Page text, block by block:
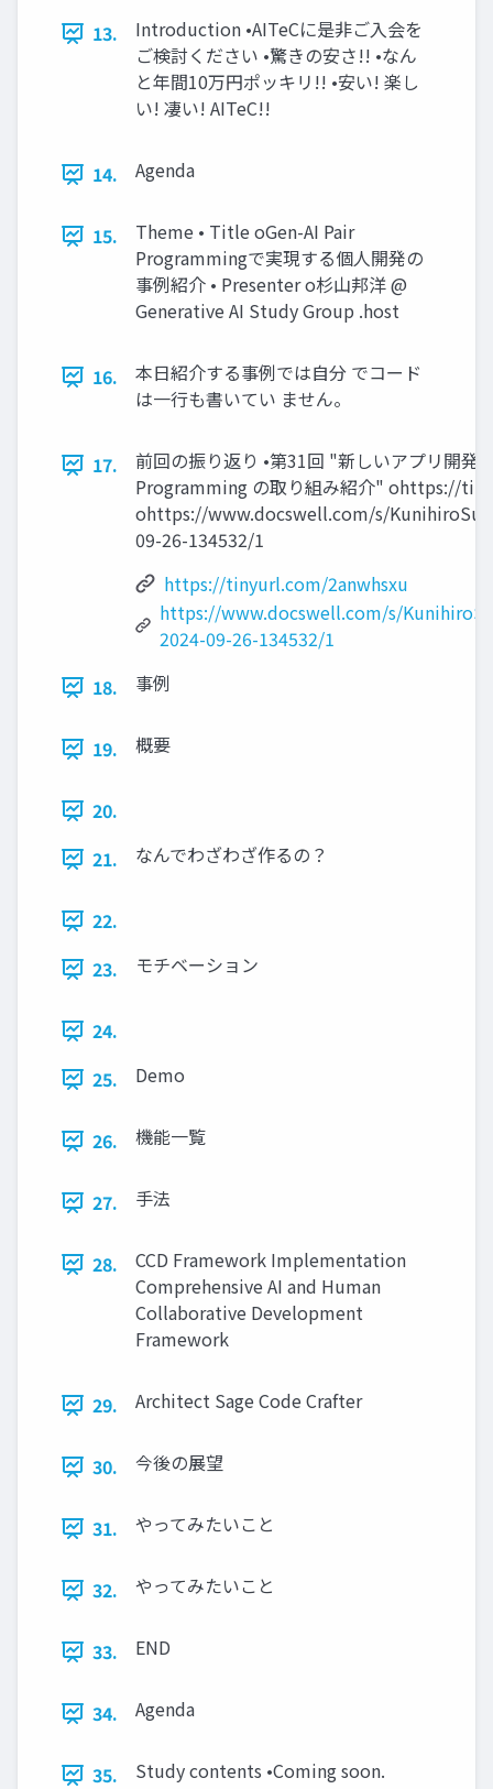
13.
Introduction •AITeCに是非ご入会を
ご検討ください •驚きの安さ!! •なん
と年間10万円ポッキリ!! •安い! 楽し
い! 凄い! AITeC!!
14. Agenda
15.
Theme • Title oGen-AI Pair
Programmingで実現する個人開発の
事例紹介 • Presenter o杉山邦洋 @
Generative AI Study Group .host
16.
本日紹介する事例では自分 でコード
は一行も書いてい ません。
17.
前回の振り返り •第31回 "新しいアプリ開発
Programming の取り組み紹介" ohttps://
ohttps://www.docswell.com/s/
09-26-134532/1
https://tinyurl.com/2anwhsxu
https://www.docswell.com/s/
2024-09-26-134532/1
18.
事例
19. 概要
20.
21.
なんでわざわざ作るの？
22.
23.
モチベーション
24.
25.
Demo
26. 機能一覧
27. 手法
28.
CCD Framework Implementation
Comprehensive AI and Human
Collaborative Development
Framework
29. Architect Sage Code Crafter
30. 今後の展望
31. やってみたいこと
32. やってみたいこと
33. END
34. Agenda
35. Study contents •Coming soon.